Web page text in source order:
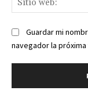
Guardar mi
navegador la